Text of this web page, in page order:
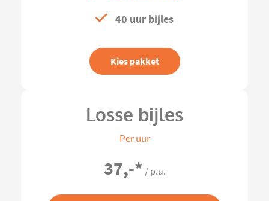
40 uur bijles
Kies pakket
Losse bijles
Per uur
37,-* / p.u.